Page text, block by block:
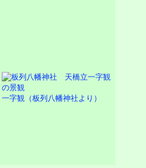
一字観（板列八幡神社より）